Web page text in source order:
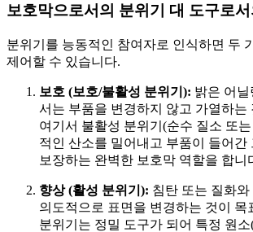
보호막으로서의 분위기 대 도구로서
분위기를 능동적인 참여자로 인식하면 두
제어할 수 있습니다.
보호 (보호/불활성 분위기): 밝은 어닐
서는 부품을 변경하지 않고 가열하는
여기서 불활성 분위기(순수 질소 또
적인 산소를 밀어내고 부품이 들어간
보장하는 완벽한 보호막 역할을 합니
향상 (활성 분위기): 침탄 또는 질화
의도적으로 표면을 변경하는 것이 목
분위기는 정밀 도구가 되어 특정 원